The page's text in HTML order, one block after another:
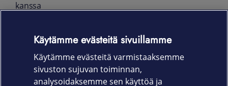
kanssa
jalustaa
VESA 200 X 200
Takuu
Käytämme evästeitä sivuillamme
Käytämme evästeitä varmistaaksemme
sivuston sujuvan toiminnan,
analysoidaksemme sen käyttöä ja